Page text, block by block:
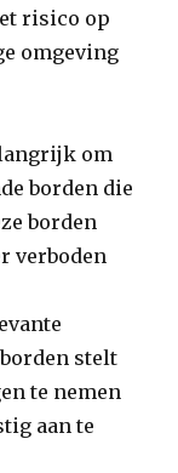
risico op
omgeving
om
borden die
borden
verboden
stelt
te nemen
aan te